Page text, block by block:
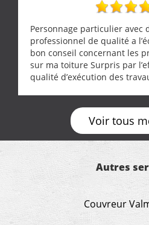
Personnage particulier avec
professionnel de qualité a
bon conseil concernant les
sur ma toiture Surpris par
qualité d’exécution des
Voir tous
Autres
Couvreur